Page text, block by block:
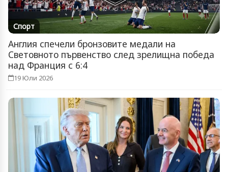
Спорт
Англия спечели бронзовите медали на
Световното първенство след зрелищна победа
над Франция с 6:4
19 Юли 2026